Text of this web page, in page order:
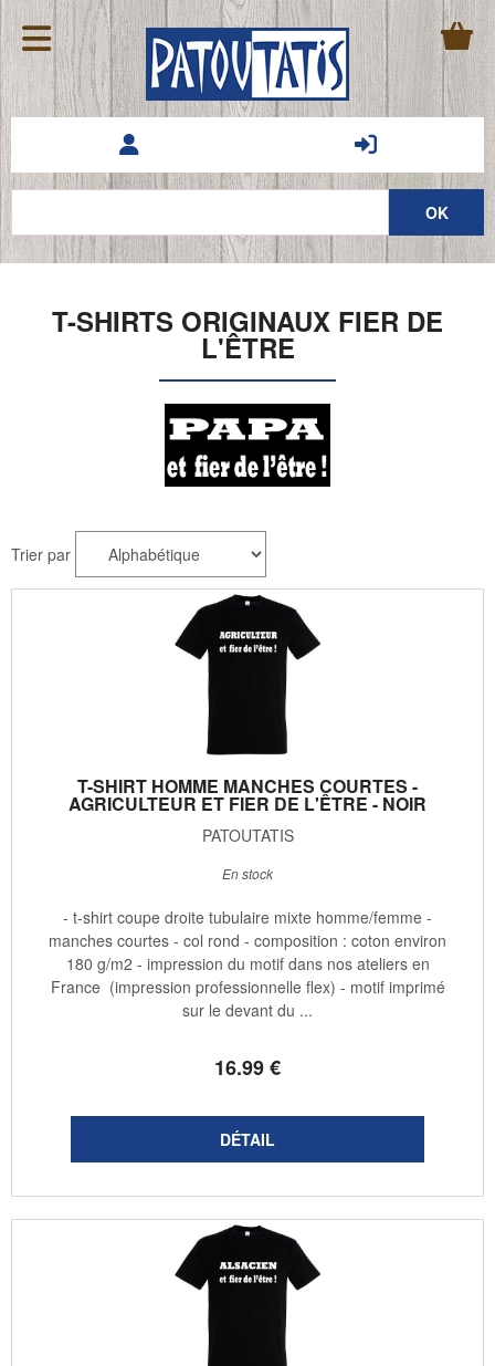
T-SHIRTS ORIGINAUX FIER DE
L'ÊTRE
Trier par
T-SHIRT HOMME MANCHES COURTES -
AGRICULTEUR ET FIER DE L'ÊTRE - NOIR
PATOUTATIS
16.99€
En stock
- t-shirt coupe droite tubulaire mixte homme/femme -
manches courtes - col rond - composition : coton environ
180 g/m2 - impression du motif dans nos ateliers en
France (impression professionnelle flex) - motif imprimé
sur le devant du ...